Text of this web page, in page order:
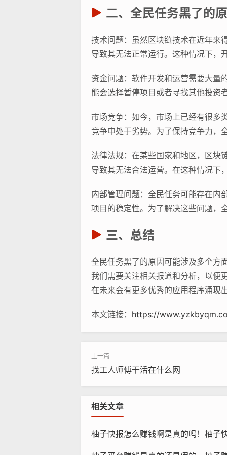
二、全民任务黑了的
技术问题：虽然区块链技术在近年来
导致其无法正常运行。这种情况下，
资金问题：软件开发和运营需要大量
能会选择暂停项目或者寻找其他投资
市场竞争：如今，市场上已经有很多
竞争中处于劣势。为了保持竞争力，
法律法规：在某些国家和地区，区块
导致其无法合法运营。在这种情况下
内部管理问题：全民任务可能存在内
项目的稳定性。为了解决这些问题，
三、总结
全民任务黑了的原因可能涉及多个方
我们需要关注相关报道和分析，以便
在未来会有更多优秀的应用程序涌现
本文链接： https://
找工人师傅干活在什么网
相关文章
柚子快报怎么赚钱啊是真的吗！柚子